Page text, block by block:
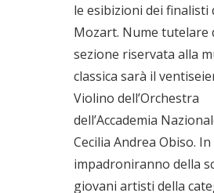
le esibizioni dei finalisti
Mozart. Nume tutelare
sezione riservata alla
classica sarà il
Violino dell’Orchestra
dell’Accademia
Cecilia Andrea Obiso.
impadroniranno della
giovani artisti della